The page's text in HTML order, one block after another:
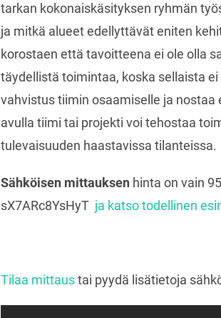
tarkan kokonaiskäsityksen ryhmän
ja mitkä alueet edellyttävät eniten
korostaen että tavoitteena ei ole olla
täydellistä toimintaa, koska sellaista
vahvistus tiimin osaamiselle ja
avulla tiimi tai projekti voi tehostaa
tulevaisuuden haastavissa tilanteissa.
Sähköisen mittauksenhinta on vain
sX7ARc8YsHyT ja katso todellinen
Tilaa mittaustai pyydä lisätietoja